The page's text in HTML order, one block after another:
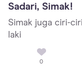
Sadari, Simak!
Simak juga ciri-
laki
0